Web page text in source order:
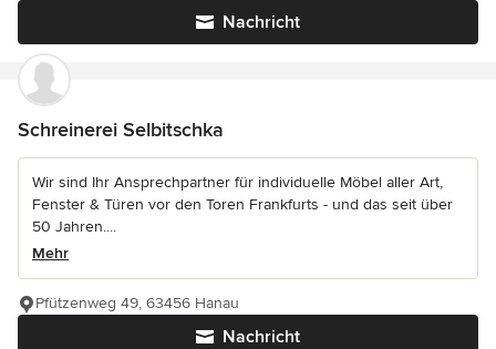
Nachricht
Schreinerei Selbitschka
Wir sind Ihr Ansprechpartner für individuelle Möbel aller Art,
Fenster & Türen vor den Toren Frankfurts - und das seit über
50 Jahren....
Mehr
Nachricht
Pfützenweg 49, 63456 Hanau